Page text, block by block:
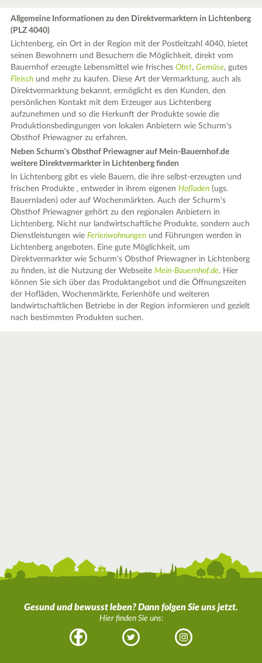
Allgemeine Informationen zu den Direktvermarktern in Lichtenberg
(PLZ 4040)
Lichtenberg, ein Ort in der Region mit der Postleitzahl 4040, bietet
seinen Bewohnern und Besuchern die Möglichkeit, direkt vom
Bauernhof erzeugte Lebensmittel wie frischesObst,Gemüse, gutes
Fleisch und mehr zu kaufen. Diese Art der Vermarktung, auch als
Direktvermarktung bekannt, ermöglicht es den Kunden, den
persönlichen Kontakt mit dem Erzeuger aus Lichtenberg
aufzunehmen und so die Herkunft der Produkte sowie die
Produktionsbedingungen von lokalen Anbietern wie Schurm's
Obsthof Priewagner zu erfahren.
Neben Schurm's Obsthof Priewagner auf Mein-Bauernhof.de
weitere Direktvermarkter in Lichtenberg finden
In Lichtenberg gibt es viele Bauern, die ihre selbst-erzeugten und
frischen Produkte , entweder in ihrem eigenenHofladen (ugs.
Bauernladen) oder auf Wochenmärkten. Auch der Schurm's
Obsthof Priewagner gehört zu den regionalen Anbietern in
Lichtenberg. Nicht nur landwirtschaftliche Produkte, sondern auch
Dienstleistungen wieFerienwohnungen und Führungen werden in
Lichtenberg angeboten. Eine gute Möglichkeit, um
Direktvermarkter wie Schurm's Obsthof Priewagner in Lichtenberg
zu finden, ist die Nutzung der WebseiteMein-Bauernhof.de. Hier
können Sie sich über das Produktangebot und die Öffnungszeiten
der Hofläden, Wochenmärkte, Ferienhöfe und weiteren
landwirtschaftlichen Betriebe in der Region informieren und gezielt
nach bestimmten Produkten suchen.
Gesund und bewusst leben? Dann folgen Sie uns jetzt.
Hier finden Sie uns:
Facebook Twitter Instagram